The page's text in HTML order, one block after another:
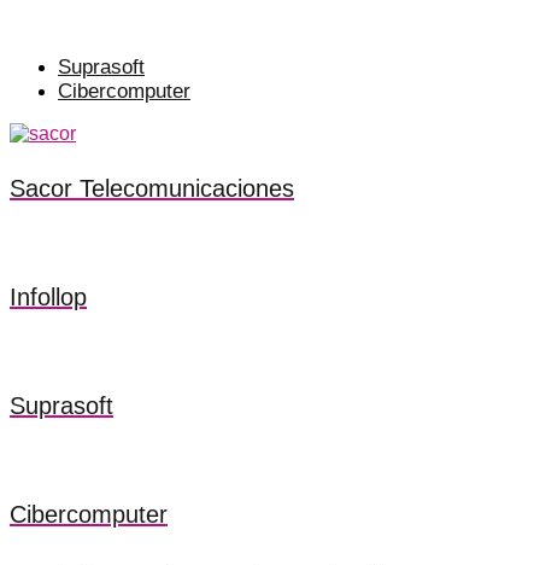
Suprasoft
Cibercomputer
Sacor Telecomunicaciones
Infollop
Suprasoft
Cibercomputer